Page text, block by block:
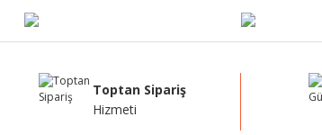
Toptan Sipariş
Hizmeti